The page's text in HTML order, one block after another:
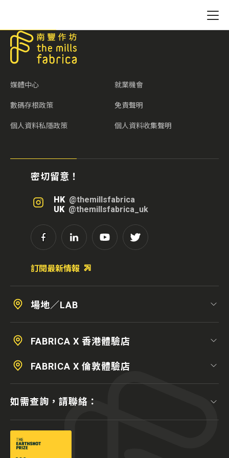
媒體中心 就業機會
數碼存根政策 免責聲明
個人資料私隱政策 個人資料收集聲明
密切留意！
HK @themillsfabrica
UK @themillsfabrica_uk
訂閱最新情報
場地／LAB
FABRICA X 香港體驗店
FABRICA X 倫敦體驗店
如需查詢，請聯絡：